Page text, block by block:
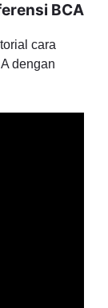
BCA
cara
dengan